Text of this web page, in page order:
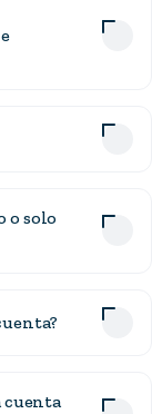
o solo
cuenta